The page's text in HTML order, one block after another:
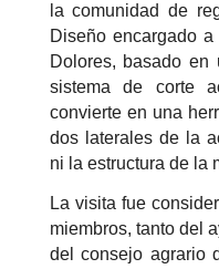
la comunidad de
Diseño encargado
Dolores, basado en
sistema de corte
convierte en una
dos laterales de la
ni la estructura de la
La visita fue
miembros, tanto del
del consejo agrario